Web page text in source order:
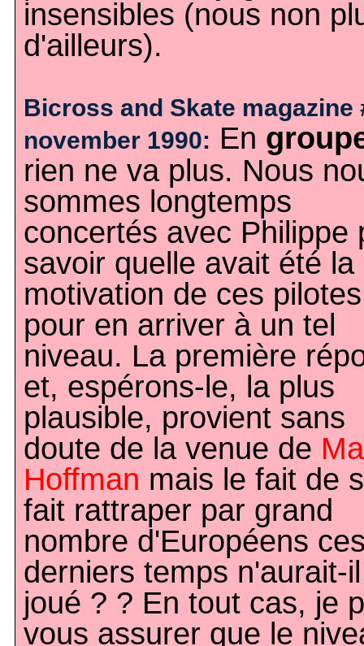
insensibles (nous non
d'ailleurs).
Bicross and Skate magazine
november 1990: En
rien ne va plus. Nous
sommes longtemps
concertés avec Philippe
savoir quelle avait été la
motivation de ces pilotes
pour en arriver à un tel
niveau. La première
et, espérons-le, la plus
plausible, provient sans
doute de la venue de
Hoffman mais le fait de
fait rattraper par grand
nombre d'Européens
derniers temps n'aurait-
joué ? ? En tout cas, je
vous assurer que le